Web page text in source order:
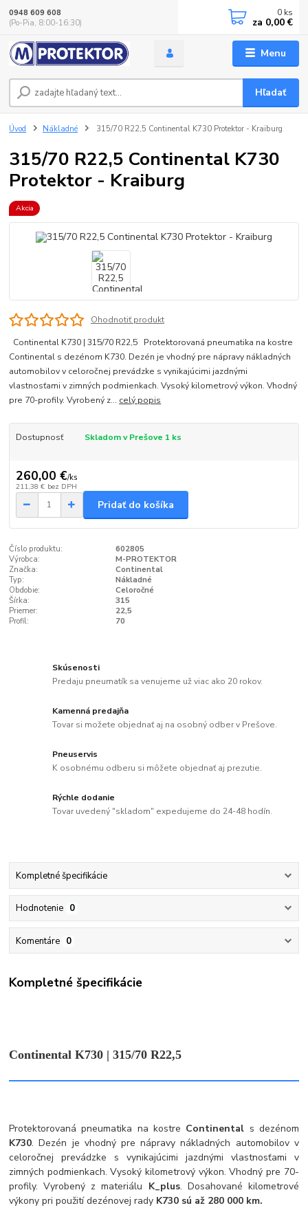
Menu
Hľadať
0948 609 608
(Po-Pia, 8:00-16:30)
0 ks
za 0,00 €
Úvod Nákladné 315/70 R22,5 Continental K730 Protektor - Kraiburg
315/70 R22,5 Continental K730
Protektor - Kraiburg
Akcia
Ohodnotiť produkt
Continental K730 | 315/70 R22,5 Protektorovaná pneumatika na kostre
Continental s dezénom K730. Dezén je vhodný pre nápravy nákladných
automobilov v celoročnej prevádzke s vynikajúcimi jazdnými
vlastnosťami v zimných podmienkach. Vysoký kilometrový výkon. Vhodný
pre 70-profily. Vyrobený z... celý popis
Dostupnosť Skladom v Prešove 1 ks
260,00 €/ks
211,38 € bez DPH
Pridať do košíka
Číslo produktu:
602805
Výrobca:
M-PROTEKTOR
Značka:
Continental
Typ:
Nákladné
Obdobie:
Celoročné
Šírka:
315
Priemer:
22,5
Profil:
70
Skúsenosti
Predaju pneumatík sa venujeme už viac ako 20 rokov.
Kamenná predajňa
Tovar si možete objednať aj na osobný odber v Prešove.
Pneuservis
K osobnému odberu si môžete objednať aj prezutie.
Rýchle dodanie
Tovar uvedený "skladom" expedujeme do 24-48 hodín.
Kompletné špecifikácie
Hodnotenie 0
Komentáre 0
Kompletné špecifikácie
Continental K730 | 315/70 R22,5
Protektorovaná pneumatika na kostre Continental s dezénom
K730. Dezén je vhodný pre nápravy nákladných automobilov v
celoročnej prevádzke s vynikajúcimi jazdnými vlastnosťami v
zimných podmienkach. Vysoký kilometrový výkon. Vhodný pre 70-
profily. Vyrobený z materiálu K_plus. Dosahované kilometrové
výkony pri použití dezénovej rady K730 sú až 280 000 km.